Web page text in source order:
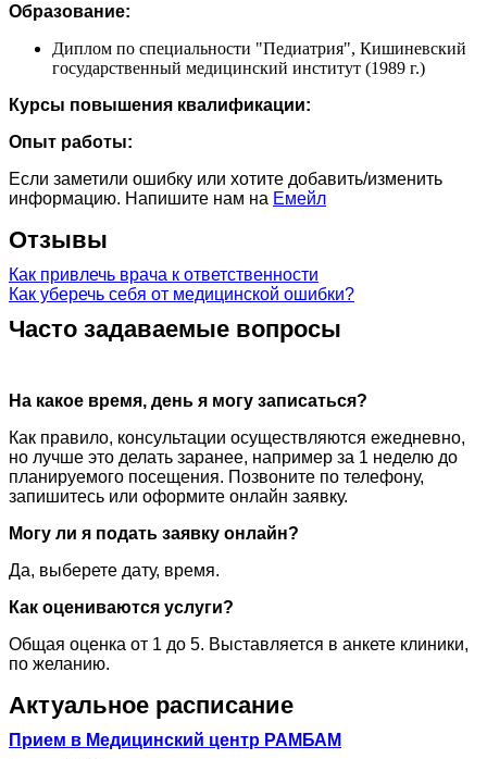
Образование:
Диплом по специальности "Педиатрия", Кишиневский
государственный медицинский институт (1989 г.)
Курсы повышения квалификации:
Опыт работы:
Если заметили ошибку или хотите добавить/изменить
информацию. Напишите нам на Емейл
Отзывы
Как привлечь врача к ответственности
Как уберечь себя от медицинской ошибки?
Часто задаваемые вопросы
На какое время, день я могу записаться?
Как правило, консультации осуществляются ежедневно,
но лучше это делать заранее, например за 1 неделю до
планируемого посещения. Позвоните по телефону,
запишитесь или оформите онлайн заявку.
Могу ли я подать заявку онлайн?
Да, выберете дату, время.
Как оцениваются услуги?
Общая оценка от 1 до 5. Выставляется в анкете клиники,
по желанию.
Актуальное расписание
Прием в Медицинский центр РАМБАМ